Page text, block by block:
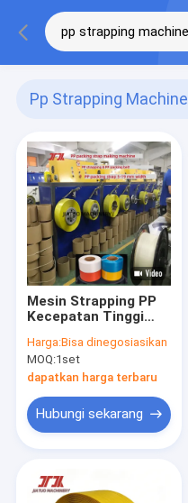
Pp Strapping Machine
Mesin Strapping PP
Kecepatan Tinggi
PP dengan Bahan
Baku Polipropilena
PP 100% 5–15 mm
Harga:Bisa dinegosiasikan
MOQ:1set
dapatkan harga terbaru
Hubungi sekarang